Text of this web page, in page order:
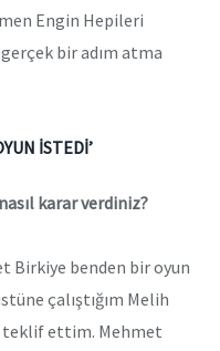
Engin Hepileri
bir adım atma
İSTEDİ’
karar verdiniz?
Birkiye benden bir oyun
çalıştığım Melih
teklif ettim. Mehmet